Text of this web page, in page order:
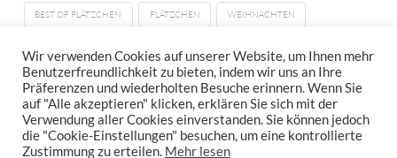
BEST OF PLÄTZCHEN PLÄTZCHEN WEIHNACHTEN
IMPRESSUM
DATENSCHUTZERKLÄRUNG
NEWSLETTER DATENSCHUTZRICHTLINIEN
Wir verwenden Cookies auf unserer Website, um Ihnen mehr
Benutzerfreundlichkeit zu bieten, indem wir uns an Ihre
Präferenzen und wiederholten Besuche erinnern. Wenn Sie
auf "Alle akzeptieren" klicken, erklären Sie sich mit der
Verwendung aller Cookies einverstanden. Sie können jedoch
die "Cookie-Einstellungen" besuchen, um eine kontrollierte
Zustimmung zu erteilen. Mehr lesen